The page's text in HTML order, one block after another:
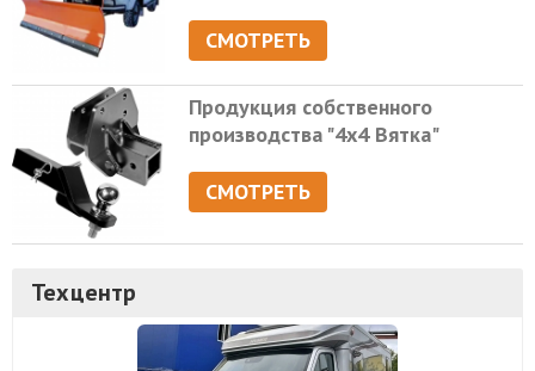
СМОТРЕТЬ
Продукция собственного
производства "4х4 Вятка"
СМОТРЕТЬ
Техцентр